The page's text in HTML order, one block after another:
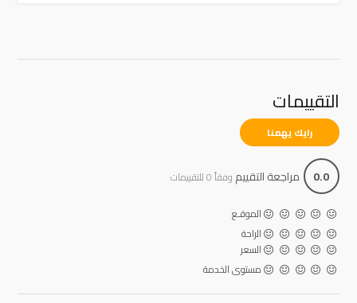
التقييمات
رايك يهمنا
0.0 مراجعة التقييم وفقاً 0 للتقييمات
الموقـع
الراحة
السعر
مستوى الخدمة